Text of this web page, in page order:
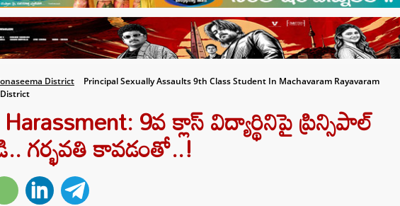
District
Principal Sexually Assaults 9th Class Student In Machavaram Rayavaram
9వ క్లాస్‌ విద్యార్థినిపై ప్రిన్సిపాల్‌
గర్భవతి కావడంతో..!